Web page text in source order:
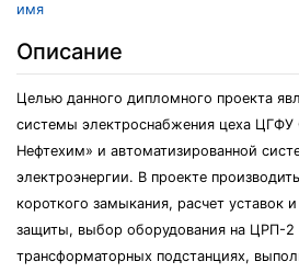
имя
Описание
Целью данного дипломного проекта
системы электроснабжения цеха
Нефтехим» и автоматизированной
электроэнергии. В проекте
короткого замыкания, расчет уставок
защиты, выбор оборудования на ЦРП-2
трансформаторных подстанциях,